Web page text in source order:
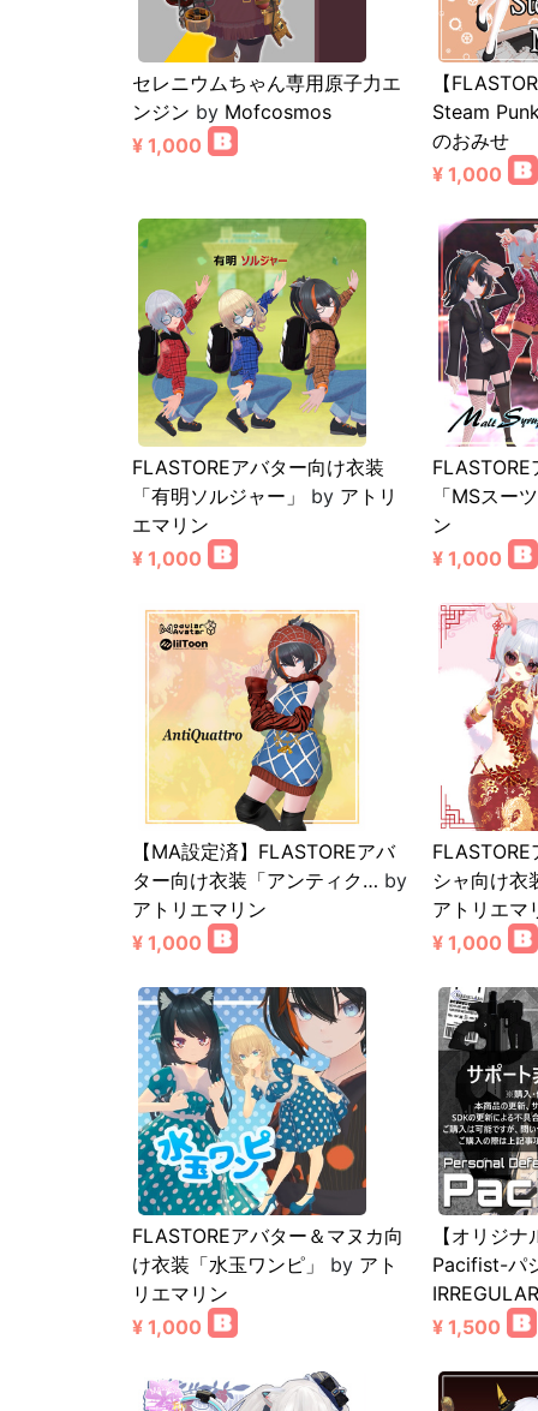
セレニウムちゃん専用原子力エ
ンジン by Mofcosmos
¥ 1,000
【
Steam
のおみせ
¥ 1,000
FLASTOREアバター向け衣装
「有明ソルジャー」
by アトリ
エマリン
¥ 1,000
「MSスー
ン
¥ 1,000
【MA設定済】FLASTOREアバ
ター向け衣装「アンティク… by
アトリエマリン
¥ 1,000
シャ向け衣
アトリエマ
¥ 1,000
FLASTOREアバター＆マヌカ向
け衣装「水玉ワンピ」
by アト
リエマリン
¥ 1,000
【オリジ
Pacifist-パ
¥ 1,500